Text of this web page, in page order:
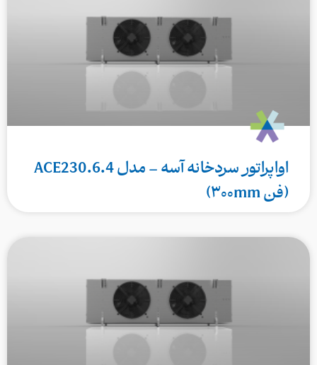
اواپراتور سردخانه آسه – مدل ACE230.6.4
(فن ۳۰۰mm)